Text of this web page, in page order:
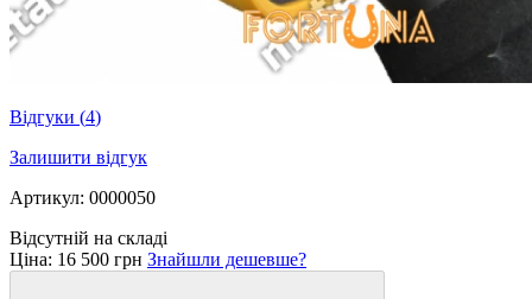
Відгуки (4)
Залишити відгук
Артикул: 0000050
Відсутній на складі
Ціна: 16 500 грн Знайшли дешевше?